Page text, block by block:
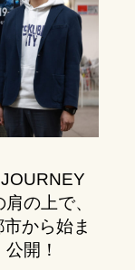
の上で、
から始ま
開！